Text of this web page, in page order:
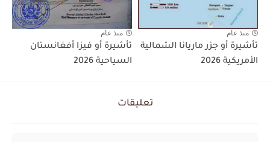
منذ عام
تأشيرة أو جزر ماريانا الشمالية
الأمريكية 2026
منذ عام
تأشيرة أو فيزا أفغانستان
السياحية 2026
تعليقات